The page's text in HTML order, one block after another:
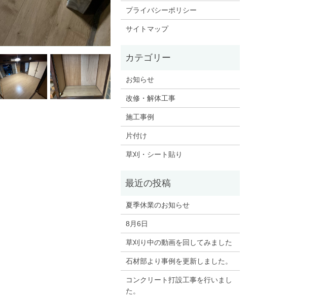
プライバシーポリシー
サイトマップ
お知らせ
改修・解体工事
施工事例
片付け
草刈・シート貼り
夏季休業のお知らせ
8月6日
草刈り中の動画を回してみました
石材部より事例を更新しました。
コンクリート打設工事を行いまし
た。